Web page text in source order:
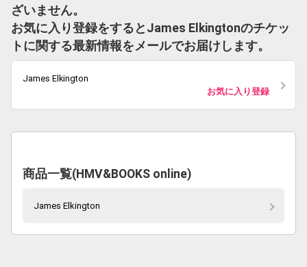
ざいません。
お気に入り登録をするとJames Elkingtonのチケッ
トに関する最新情報をメールでお届けします。
James Elkington
お気に入り登録
商品一覧(HMV&BOOKS online)
James Elkington